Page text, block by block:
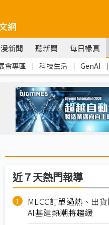
網
漫新聞 聽新聞 每日椽真
會專區 ｜ 科技生活 ｜ GenAI ｜
近７天熱門報導
MLCC訂單過熱、出
AI基建熱潮將趨緩